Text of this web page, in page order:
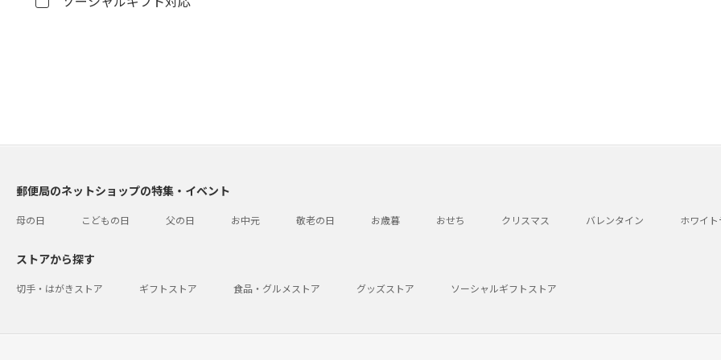
郵便局のネットショップの特集・イベント
母の日 こどもの日 父の日 お中元 敬老の日 お歳暮 おせち クリスマス バレンタイン ホワイ
ストアから探す
切手・はがきストア ギフトストア 食品・グルメストア グッズストア ソーシャルギフトストア